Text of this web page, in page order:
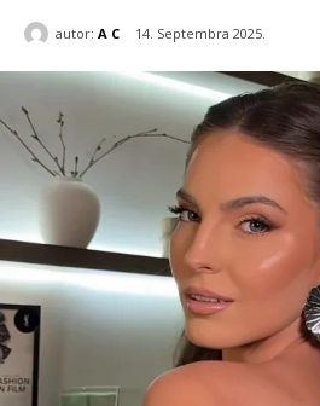
autor: A C 14. Septembra 2025.